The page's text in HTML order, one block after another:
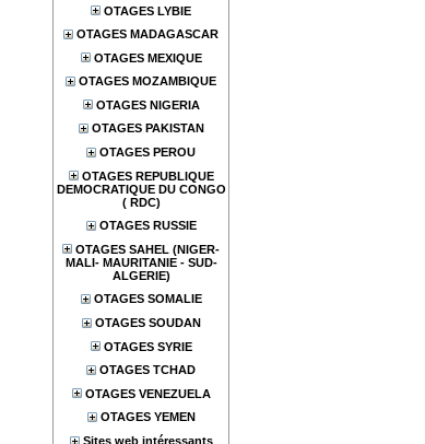
OTAGES LYBIE
OTAGES MADAGASCAR
OTAGES MEXIQUE
OTAGES MOZAMBIQUE
OTAGES NIGERIA
OTAGES PAKISTAN
OTAGES PEROU
OTAGES REPUBLIQUE
DEMOCRATIQUE DU CONGO
( RDC)
OTAGES RUSSIE
OTAGES SAHEL (NIGER-
MALI- MAURITANIE - SUD-
ALGERIE)
OTAGES SOMALIE
OTAGES SOUDAN
OTAGES SYRIE
OTAGES TCHAD
OTAGES VENEZUELA
OTAGES YEMEN
Sites web intéressants